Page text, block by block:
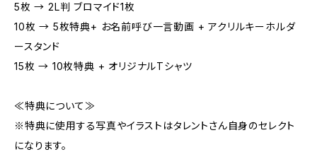
5枚 → 2L判 ブロマイド1枚
10枚 → 5枚特典+ お名前呼び一言動画 + アクリルキーホルダ
ースタンド
15枚 → 10枚特典 + オリジナルTシャツ
≪特典について≫
※特典に使用する写真やイラストはタレントさん自身のセレクト
になります。